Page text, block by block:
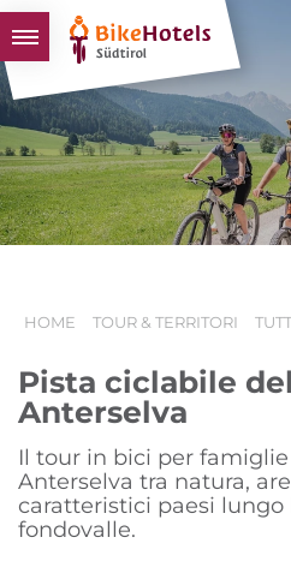
BIKEHOTELS
HOTELS &
TOUR & TERRITORI
L'ALTO ADIGE & NOI
HOME TOUR & TERRITORI
Pista ciclabile
Anterselva
Il tour in bici per
Anterselva tra natura,
caratteristici paesi
fondovalle.